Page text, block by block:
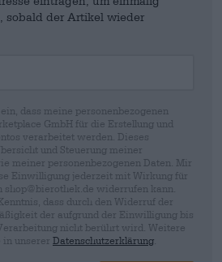
sobald der Artikel wieder
dass meine personenbezogenen
GmbH für die Erstellung und
verarbeitet werden. Dieses
und Steuerung meiner
meiner personenbezogenen Daten. Mir
Einwilligung jederzeit mit Wirkung für
shop@bierothek.de widerrufen kann.
dass durch den Widerruf der
der aufgrund der Einwilligung bis
nicht berührt wird. Weitere
in unserer Datenschutzerklärung